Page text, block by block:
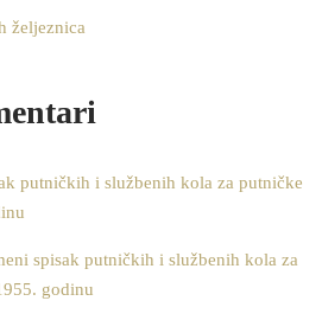
željeznica
putničkih i službenih kola za putničke
spisak putničkih i službenih kola za
godinu